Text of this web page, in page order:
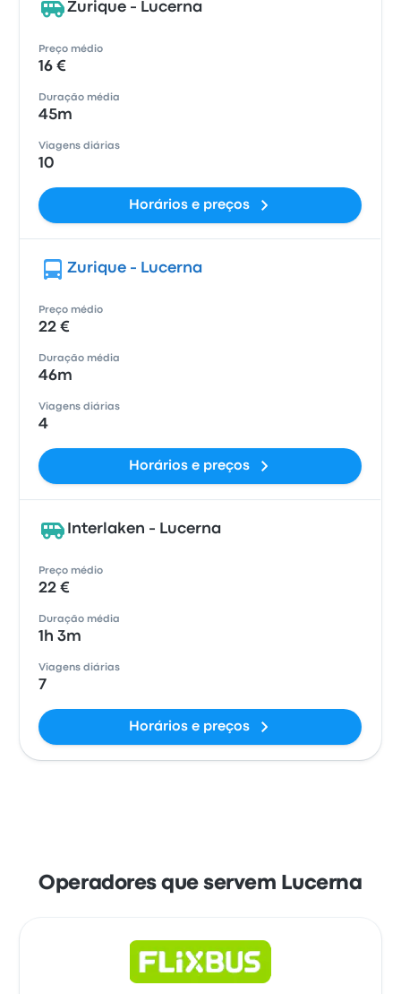
Zurique - Lucerna
Preço médio
16 €
Duração média
45m
Viagens diárias
10
Horários e preços
Zurique - Lucerna
Preço médio
22 €
Duração média
46m
Viagens diárias
4
Horários e preços
Interlaken - Lucerna
Preço médio
22 €
Duração média
1h 3m
Viagens diárias
7
Horários e preços
Operadores que servem Lucerna